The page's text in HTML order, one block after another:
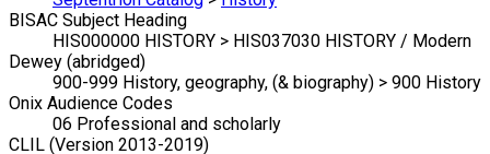
BISAC Subject Heading
HIS000000 HISTORY > HIS037030 HISTORY / Modern
Dewey (abridged)
900-999 History, geography, (& biography) > 900 History
Onix Audience Codes
06 Professional and scholarly
CLIL (Version 2013-2019)